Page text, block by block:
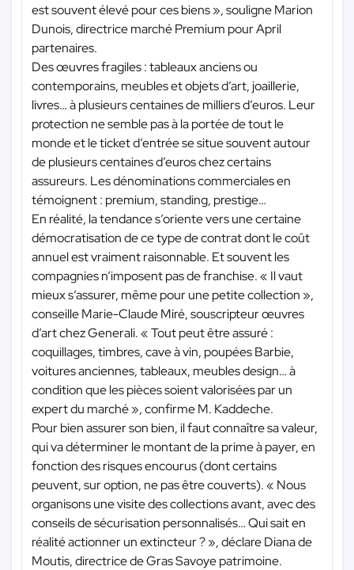
est souvent élevé pour ces biens », souligne Marion
Dunois, directrice marché Premium pour April
partenaires.
Des œuvres fragiles : tableaux anciens ou
contemporains, meubles et objets d’art, joaillerie,
livres… à plusieurs centaines de milliers d’euros. Leur
protection ne semble pas à la portée de tout le
monde et le ticket d’entrée se situe souvent autour
de plusieurs centaines d’euros chez certains
assureurs. Les dénominations commerciales en
témoignent : premium, standing, prestige…
En réalité, la tendance s’oriente vers une certaine
démocratisation de ce type de contrat dont le coût
annuel est vraiment raisonnable. Et souvent les
compagnies n’imposent pas de franchise. « Il vaut
mieux s’assurer, même pour une petite collection »,
conseille Marie-Claude Miré, souscripteur œuvres
d’art chez Generali. « Tout peut être assuré :
coquillages, timbres, cave à vin, poupées Barbie,
voitures anciennes, tableaux, meubles design… à
condition que les pièces soient valorisées par un
expert du marché », confirme M. Kaddeche.
Pour bien assurer son bien, il faut connaître sa valeur,
qui va déterminer le montant de la prime à payer, en
fonction des risques encourus (dont certains
peuvent, sur option, ne pas être couverts). « Nous
organisons une visite des collections avant, avec des
conseils de sécurisation personnalisés… Qui sait en
réalité actionner un extincteur ? », déclare Diana de
Moutis, directrice de Gras Savoye patrimoine.